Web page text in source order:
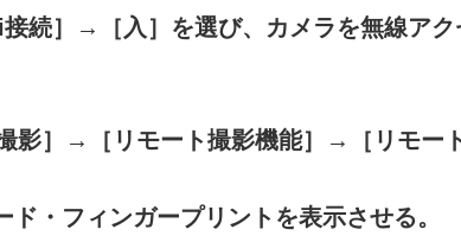
続］ → ［入］ を選び、カメラを無線アク
影］ → ［リモート撮影機能］ → ［リモー
・フィンガープリントを表示させる。